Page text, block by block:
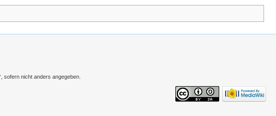
, sofern nicht anders angegeben.